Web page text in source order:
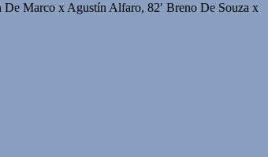
De Marco x Agustín Alfaro, 82′ Breno De Souza x